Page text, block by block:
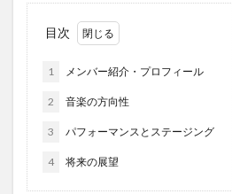
目次
1 メンバー紹介・プロフィール
2 音楽の方向性
3 パフォーマンスとステージング
4 将来の展望